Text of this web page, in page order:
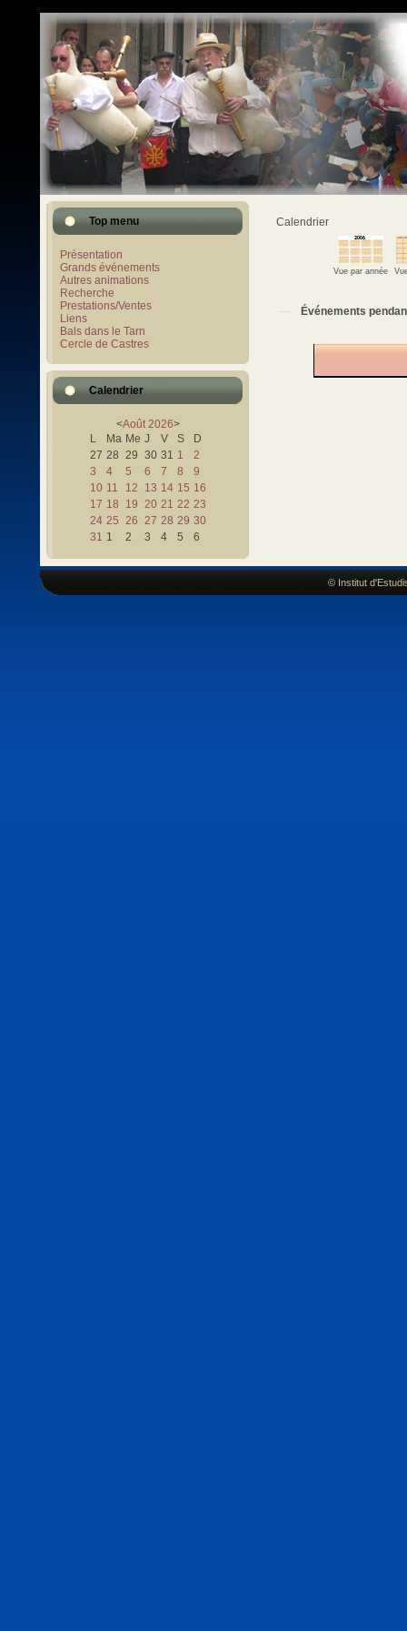
Top menu
Présentation
Grands événements
Autres animations
Recherche
Prestations/Ventes
Liens
Bals dans le Tarn
Cercle de Castres
Calendrier
<Août 2026>
L
Ma Me J V S
D
27 28 29 30 31 1
2
3
4 5 6 7 8
9
10 11 12 13 14 15 16
17 18 19 20 21 22 23
24 25 26 27 28 29 30
31 1 2 3 4 5 6
Calendrier
Vue par année
Événements
© Institut